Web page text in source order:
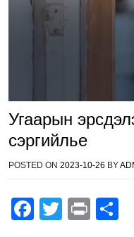
Угаарын
сэргийлье
POSTED ON 2023-10-26 BY
F
T
Pr